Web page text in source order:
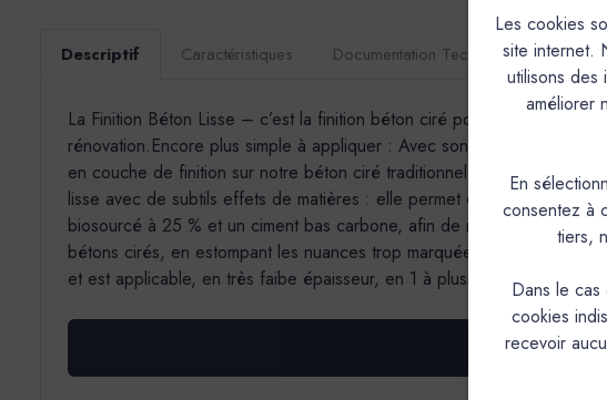
Descriptif Caractéristiques Documentation Technique
La Finition Béton Lisse – c’est la finition béton ciré pour tous ceux
rénovation.Encore plus simple à appliquer : Avec son grain ultra fin
en couche de finition sur notre béton ciré traditionnel (EBC) sur les
lisse avec de subtils effets de matières : elle permet d’obtenir un
biosourcé à 25 % et un ciment bas carbone, afin de réduire
bétons cirés, en estompant les nuances trop marquées ou les traces
et est applicable, en très faibe épaisseur, en 1 à plusieurs couches à la
Les cookies
site internet.
utilisons des
améliorer
En
consentez à
tiers,
Dans le cas
cookies
recevoir